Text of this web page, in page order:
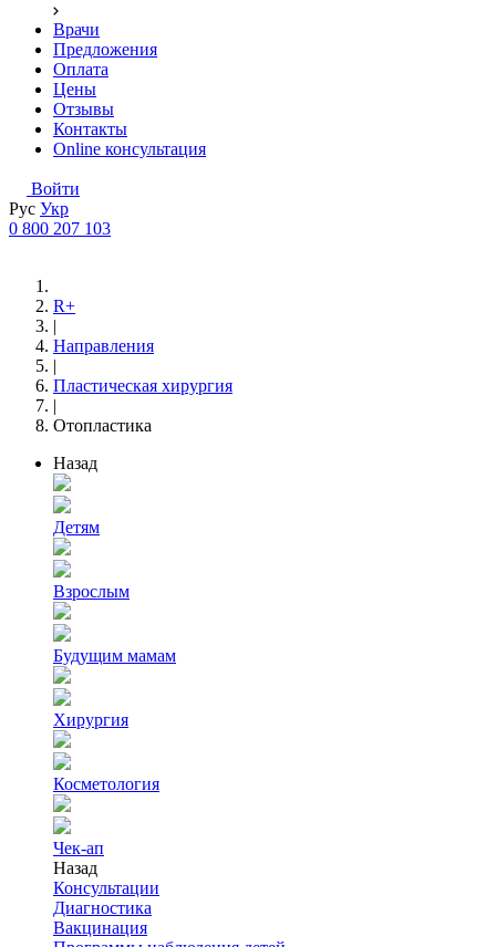
Врачи
Предложения
Оплата
Цены
Отзывы
Контакты
Online консультация
Войти
Рус Укр
0 800 207 103
R+
|
Направления
|
Пластическая хирургия
|
Отопластика
Назад
Детям
Взрослым
Будущим мамам
Хирургия
Косметология
Чек-ап
Назад
Консультации
Диагностика
Вакцинация